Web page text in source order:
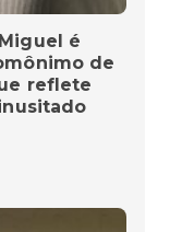
é
de
reflete